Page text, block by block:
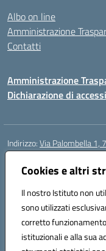
Cookies e altri
Il nostro Istituto non
sono utilizzati
corretto
istituzionali e alla sua
Albo on line
Amministrazione
Contatti
Amministrazione
Dichiarazione di
Indirizzo:Via Palombella 1,
Centralino:
Posta elettronica
Codice fiscale:
Codice meccanografico:
Codice Indice delle
Codice unico di fatturazione